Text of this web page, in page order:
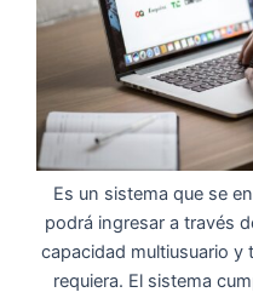
Es un sistema que se
podrá ingresar a través
capacidad multiusuario y
requiera. El sistema